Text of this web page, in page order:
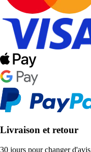
Livraison et retour
30 jours pour changer d'avis